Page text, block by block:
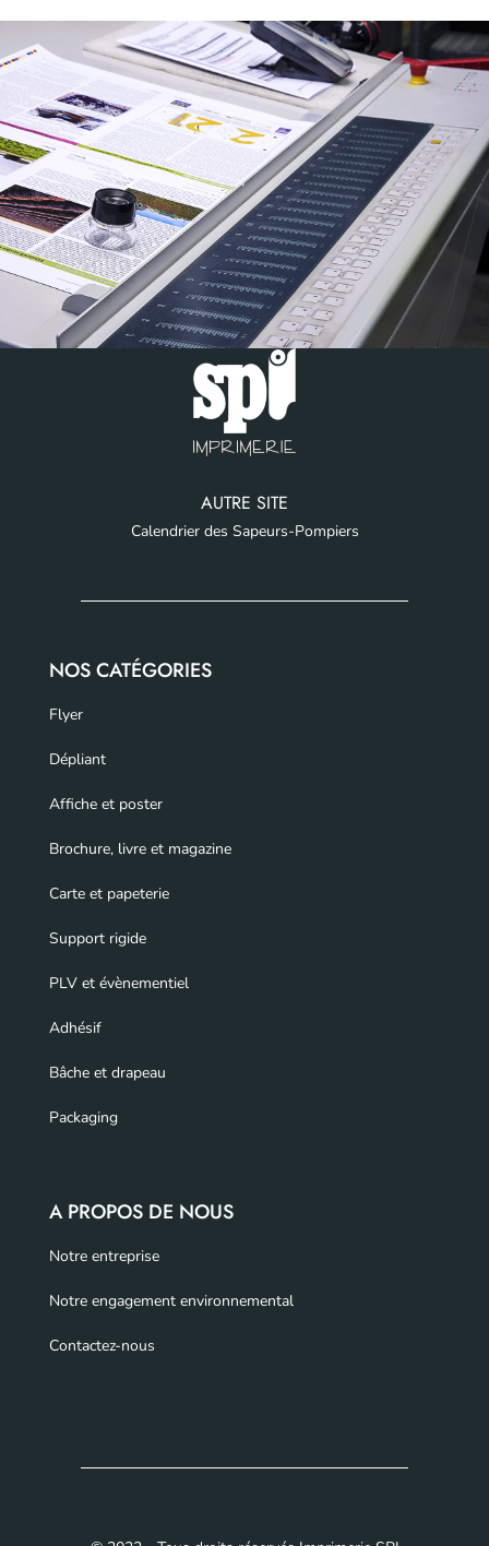
AUTRE SITE
Calendrier des Sapeurs-Pompiers
NOS CATÉGORIES
Flyer
Dépliant
Affiche et poster
Brochure, livre et magazine
Carte et papeterie
Support rigide
PLV et évènementiel
Adhésif
Bâche et drapeau
Packaging
A PROPOS DE NOUS
Notre entreprise
Notre engagement environnemental
Contactez-nous